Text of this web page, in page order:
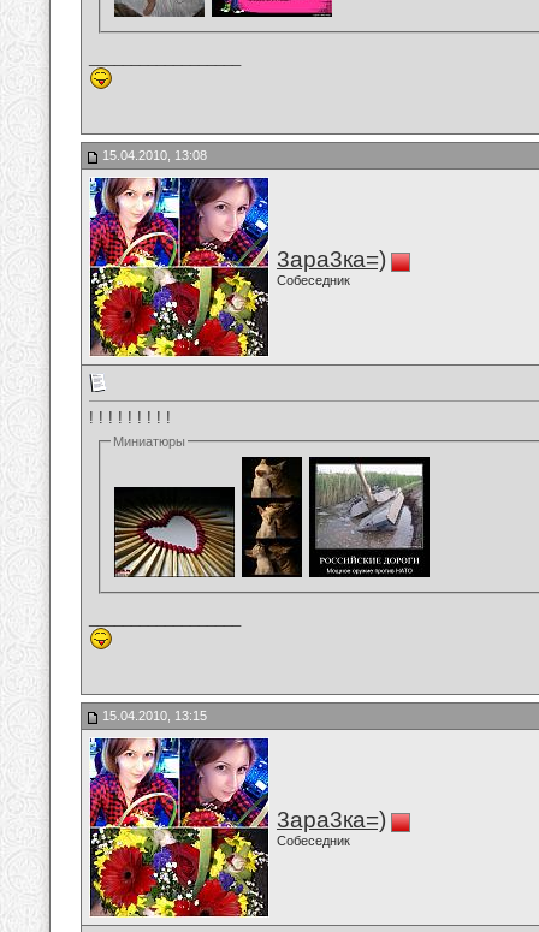
15.04.2010, 13:08
3ара3ка=)
Собеседник
! ! ! ! ! ! ! ! !
Миниатюры
15.04.2010, 13:15
3ара3ка=)
Собеседник